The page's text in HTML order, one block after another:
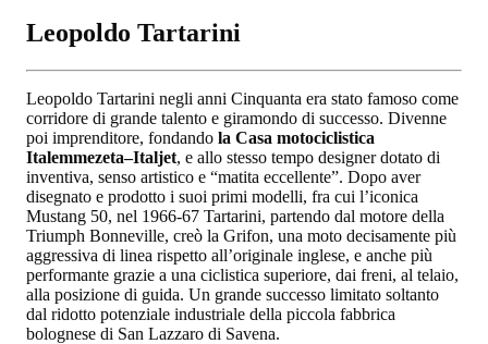
Leopoldo Tartarini
Leopoldo Tartarini negli anni Cinquanta era stato famoso come
corridore di grande talento e giramondo di successo. Divenne
poi imprenditore, fondando la Casa motociclistica
Italemmezeta–Italjet, e allo stesso tempo designer dotato di
inventiva, senso artistico e “matita eccellente”. Dopo aver
disegnato e prodotto i suoi primi modelli, fra cui l’iconica
Mustang 50, nel 1966-67 Tartarini, partendo dal motore della
Triumph Bonneville, creò la Grifon, una moto decisamente più
aggressiva di linea rispetto all’originale inglese, e anche più
performante grazie a una ciclistica superiore, dai freni, al telaio,
alla posizione di guida. Un grande successo limitato soltanto
dal ridotto potenziale industriale della piccola fabbrica
bolognese di San Lazzaro di Savena.